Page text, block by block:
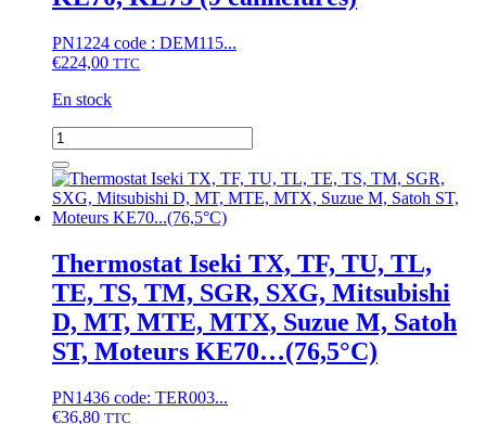
PN1224 code : DEM115...
€224,00 TTC
En stock
quantité
de
Démarreur
Mitsubishi
D,
M,
Iseki
TX,
Suzue
M,
Satoh
ST,
Moteur
KE70,
Thermostat Iseki TX, TF, TU, TL,
TE, TS, TM, SGR, SXG, Mitsubishi
D, MT, MTE, MTX, Suzue M, Satoh
ST, Moteurs KE70…(76,5°C)
PN1436 code: TER003...
€36,80 TTC